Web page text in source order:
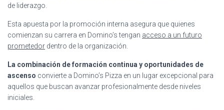
de liderazgo.
Esta apuesta por la promoción interna asegura que quienes
comienzan su carrera en Domino’s tengan acceso a un futuro
prometedor dentro de la organización.
La combinación de formación continua y oportunidades de
ascenso convierte a Domino’s Pizza en un lugar excepcional para
aquellos que buscan avanzar profesionalmente desde niveles
iniciales.